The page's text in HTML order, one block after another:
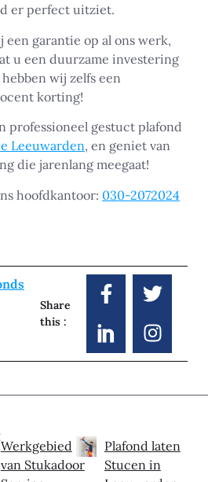
er perfect uitziet.
garantie op al ons werk,
u een duurzame investering
wij zelfs een
korting!
professioneel gestuct plafond
Leeuwarden, en geniet van
die jarenlang meegaat!
hoofdkantoor: 030-2072024
Share
this :
Werkgebied
van Stukadoor
Plafond laten
Stucen in